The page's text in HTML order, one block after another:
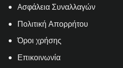
Aσφάλεια Συναλλαγών
Πολιτική Απορρήτου
Όροι χρήσης
Επικοινωνία